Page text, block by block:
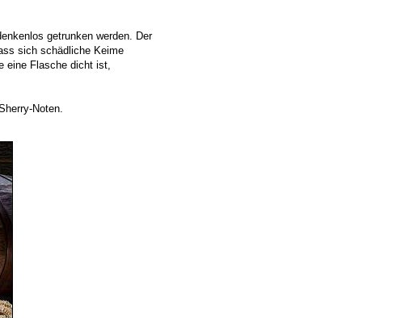
getrunken werden. Der
sich schädliche Keime
eine Flasche dicht ist,
Noten.